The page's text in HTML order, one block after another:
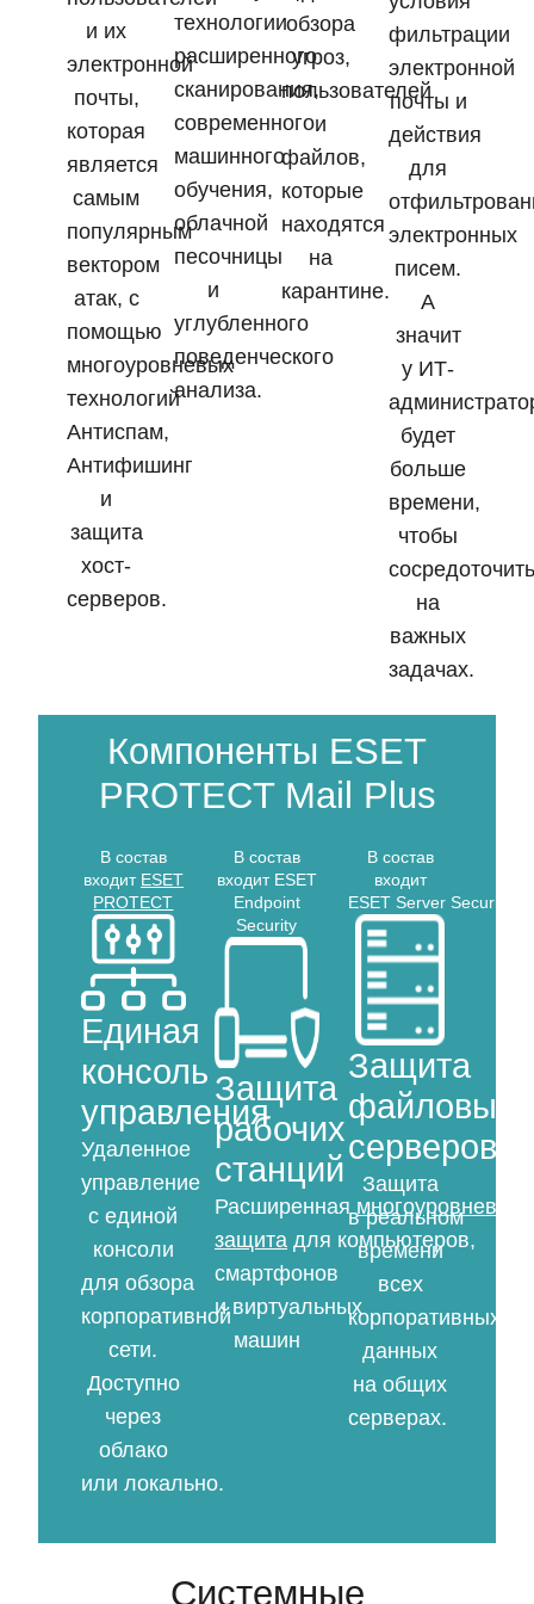
и их
электронной
почты,
которая
является
самым
популярным
вектором
атак, с
помощью
многоуровневых
технологий
Антиспам,
Антифишинг
и
защита
хост-
серверов.
технологии
расширенного
сканирования,
современного
машинного
обучения,
облачной
песочницы
и
углубленного
поведенческого
анализа.
обзора
угроз,
пользователей
и
файлов,
которые
находятся
на
карантине.
фильтрации
электронной
почты и
действия
для
электронных
писем.
А
значит
у ИТ-
будет
больше
времени,
чтобы
на
важных
задачах.
Компоненты ESET
PROTECT Mail Plus
В состав
входит ESET
PROTECT
Единая
консоль
управления
Удаленное
управление
с единой
консоли
для обзора
корпоративной
сети.
Доступно
через
облако
или локально.
В состав
входит ESET
Endpoint
Security
Защита
рабочих
станций
Расширеннаямногоуровневая
защитадля компьютеров,
смартфонов
и виртуальных
машин
В состав
входит
ESET Server Security
Защита
файловых
серверов
Защита
в реальном
времени
всех
корпоративных
данных
на общих
серверах.
Системные